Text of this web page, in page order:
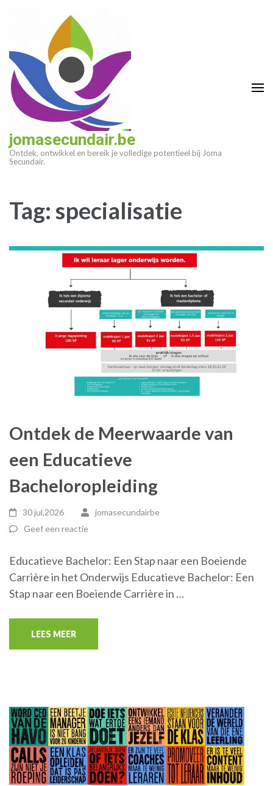
(druk
enter)
jomasecundair.be
Ontdek, ontwikkel en bereik je volledige potentieel bij Joma
Secundair.
Tag:specialisatie
Ontdek de Meerwaarde van
een Educatieve
Bacheloropleiding
30 jul,2026
jomasecundairbe
Geef een reactie
Educatieve Bachelor: Een Stap naar een Boeiende
Carrière in het Onderwijs Educatieve Bachelor: Een
Stap naar een Boeiende Carrière in …
LEES MEER